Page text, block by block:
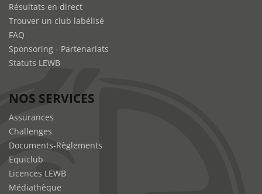
Résultats en direct
Trouver un club labélisé
FAQ
Sponsoring - Partenariats
Statuts LEWB
NOS SERVICES
Assurances
Challenges
Documents-Règlements
Equiclub
Licences LEWB
Médiathèque